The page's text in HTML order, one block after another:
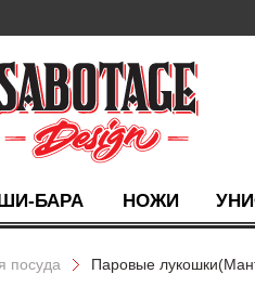
БАРА НОЖИ
посуда Паровые